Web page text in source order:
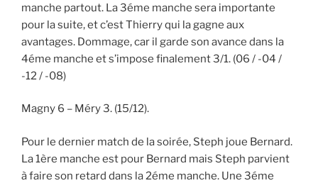
manche partout. La 3éme manche sera importante
pour la suite, et c’est Thierry qui la gagne aux
avantages. Dommage, car il garde son avance dans la
4éme manche et s’impose finalement 3/1. (06 / -04 /
-12 / -08)
Magny 6 – Méry 3. (15/12).
Pour le dernier match de la soirée, Steph joue Bernard.
La 1ère manche est pour Bernard mais Steph parvient
à faire son retard dans la 2éme manche. Une 3éme